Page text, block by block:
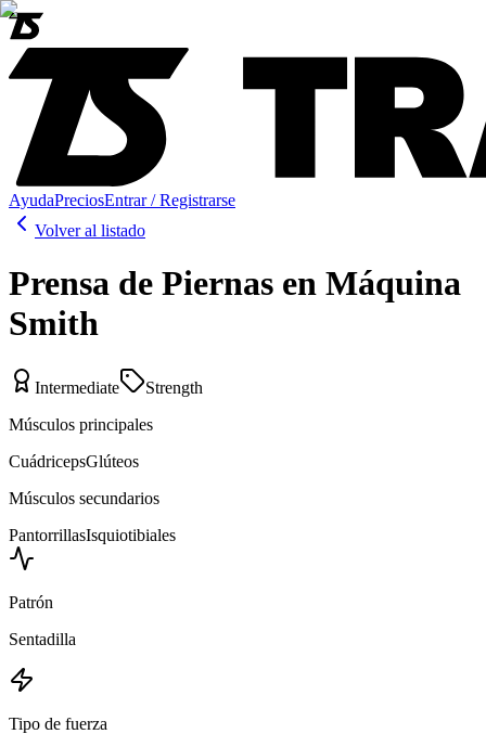
AyudaPreciosEntrar / Registrarse
Volver al listado
Prensa de Piernas en Máquina
Smith
Intermediate
Strength
Músculos principales
CuádricepsGlúteos
Músculos secundarios
PantorrillasIsquiotibiales
Patrón
Sentadilla
Tipo de fuerza